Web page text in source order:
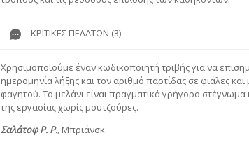
ΚΡΙΤΙΚΈΣ ΠΕΛΑΤΏΝ (3)
Χρησιμοποιούμε έναν κωδικοποιητή τριβής για να
ημερομηνία λήξης και τον αριθμό παρτίδας σε φιάλες
φαγητού. Το μελάνι είναι πραγματικά γρήγορο στέγνωμα
της εργασίας χωρίς μουτζούρες.
Σαλάτοφ Ρ. Ρ., Μπριάνσκ